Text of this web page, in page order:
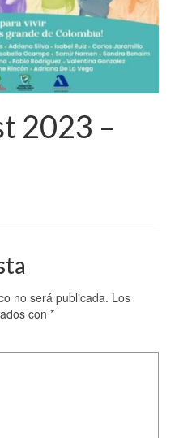
2023 –
no será publicada. Los
con *